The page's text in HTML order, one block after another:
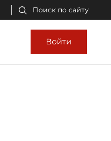
Поиск по сайту
Войти